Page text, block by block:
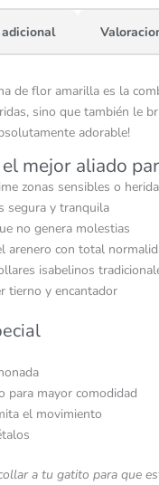
de flor amarilla es la
sino que también le
adorable!
mejor aliado
zonas sensibles o
segura y tranquila
no genera molestias
arenero con total
isabelinos
tierno y encantador
para mayor comodidad
el movimiento
a tu gatito para que